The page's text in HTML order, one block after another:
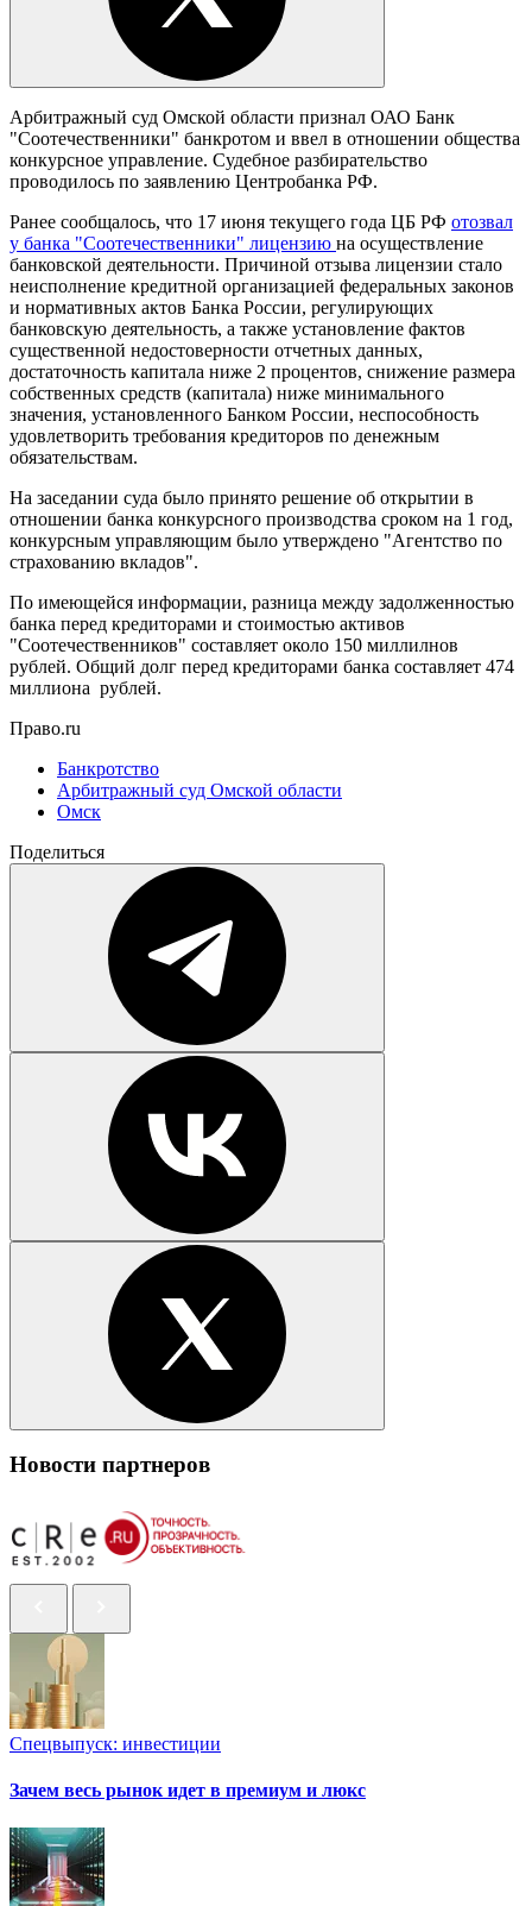
Арбитражный суд Омской области признал ОАО Банк
"Соотечественники" банкротом и ввел в отношении общества
конкурсное управление. Судебное разбирательство
проводилось по заявлению Центробанка РФ.
Ранее сообщалось, что 17 июня текущего года ЦБ РФ отозвал
у банка "Соотечественники" лицензию на осуществление
банковской деятельности. Причиной отзыва лицензии стало
неисполнение кредитной организацией федеральных законов
и нормативных актов Банка России, регулирующих
банковскую деятельность, а также установление фактов
существенной недостоверности отчетных данных,
достаточность капитала ниже 2 процентов, снижение размера
собственных средств (капитала) ниже минимального
значения, установленного Банком России, неспособность
удовлетворить требования кредиторов по денежным
обязательствам.
На заседании суда было принято решение об открытии в
отношении банка конкурсного производства сроком на 1 год,
конкурсным управляющим было утверждено "Агентство по
страхованию вкладов".
По имеющейся информации, разница между задолженностью
банка перед кредиторами и стоимостью активов
"Соотечественников" составляет около 150 миллилнов
рублей. Общий долг перед кредиторами банка составляет 474
миллиона рублей.
Право.ru
Банкротство
Арбитражный суд Омской области
Омск
Поделиться
Новости партнеров
Спецвыпуск: инвестиции
Зачем весь рынок идет в премиум и люкс